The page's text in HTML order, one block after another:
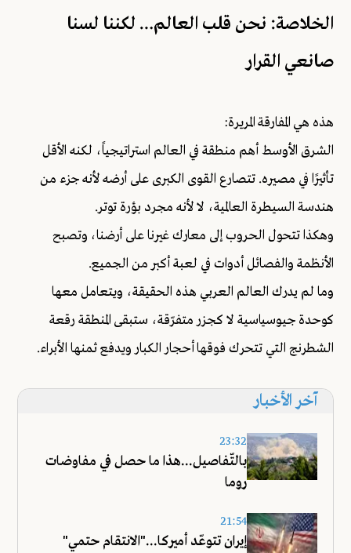
الخلاصة: نحن قلب العالم… لكننا لسنا
صانعي القرار
هذه هي المفارقة المريرة:
الشرق الأوسط أهم منطقة في العالم استراتيجياً، لكنه الأقل
تأثيرًا في مصيره. تتصارع القوى الكبرى على أرضه لأنه جزء من
هندسة السيطرة العالمية، لا لأنه مجرد بؤرة توتر.
وهكذا تتحول الحروب إلى معارك غيرنا على أرضنا، وتصبح
الأنظمة والفصائل أدوات في لعبة أكبر من الجميع.
وما لم يدرك العالم العربي هذه الحقيقة، ويتعامل معها
كوحدة جيوسياسية لا كجزر متفرّقة، ستبقى المنطقة رقعة
الشطرنج التي تتحرك فوقها أحجار الكبار ويدفع ثمنها الأبراء.
آخر الأخبار
23:32
بالتّفاصيل...هذا ما حصل في مفاوضات
روما
21:54
إيران تتوعّد أميركا..."الانتقام حتمي"